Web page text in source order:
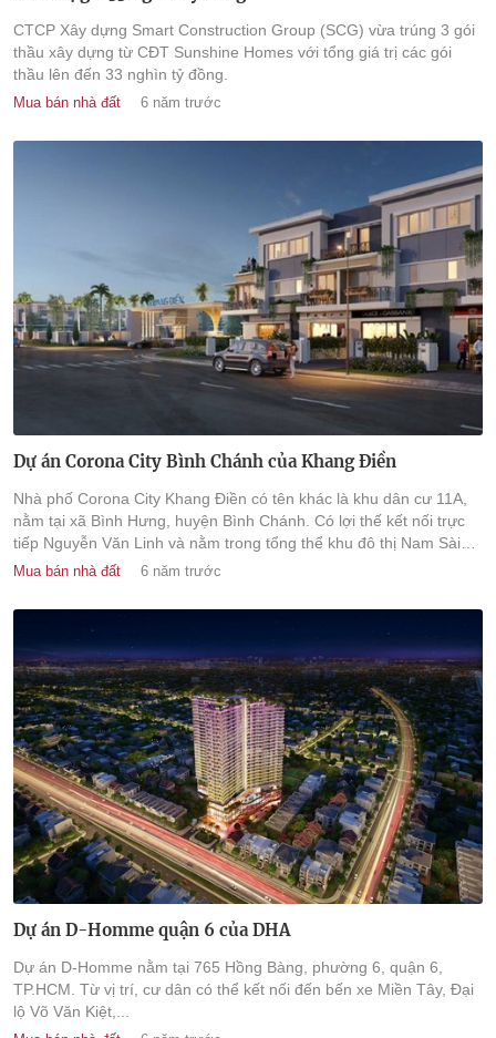
CTCP Xây dựng Smart Construction Group (SCG) vừa trúng 3 gói
thầu xây dựng từ CĐT Sunshine Homes với tổng giá trị các gói
thầu lên đến 33 nghìn tỷ đồng.
Mua bán nhà đất 6 năm trước
Dự án Corona City Bình Chánh của Khang Điền
Nhà phố Corona City Khang Điền có tên khác là khu dân cư 11A,
nằm tại xã Bình Hưng, huyện Bình Chánh. Có lợi thế kết nối trực
tiếp Nguyễn Văn Linh và nằm trong tổng thể khu đô thị Nam Sài
Gòn.
Mua bán nhà đất 6 năm trước
Dự án D-Homme quận 6 của DHA
Dự án D-Homme nằm tại 765 Hồng Bàng, phường 6, quận 6,
TP.HCM. Từ vị trí, cư dân có thể kết nối đến bến xe Miền Tây, Đại
lộ Võ Văn Kiệt,...